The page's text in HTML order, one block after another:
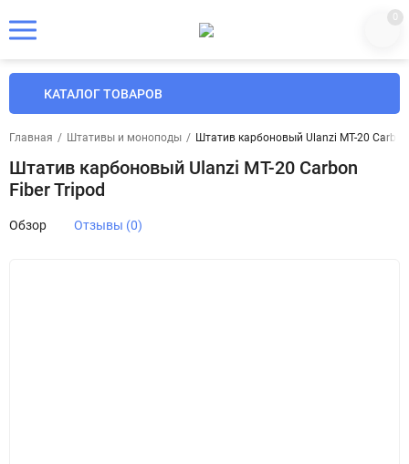
0
КАТАЛОГ ТОВАРОВ
Главная / Штативы и моноподы / Штатив карбоновый Ulanzi MT-20
Штатив карбоновый Ulanzi MT-20 Carbon
Fiber Tripod
Обзор Отзывы (0)